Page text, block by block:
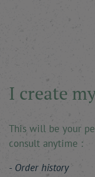
I create
This will be your
consult anytime :
Order history